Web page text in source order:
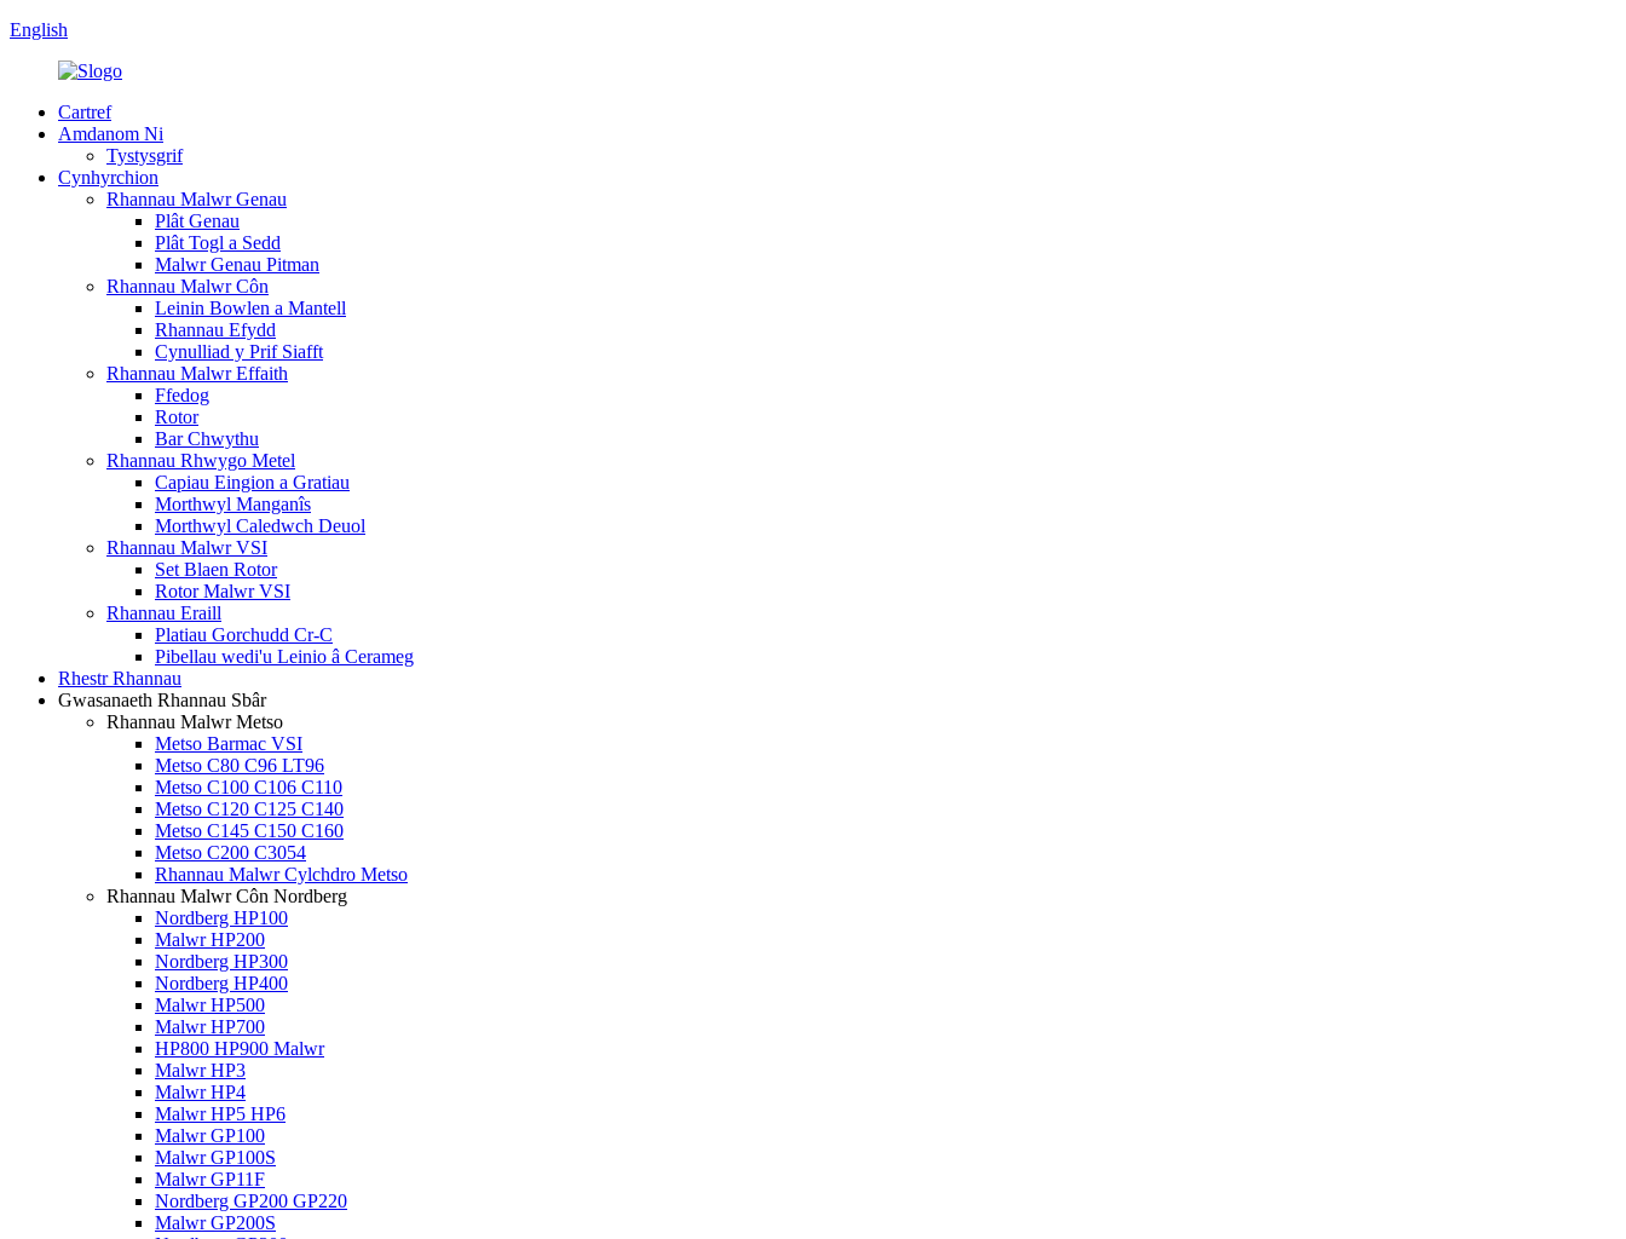
English
Cartref
Amdanom Ni
Tystysgrif
Cynhyrchion
Rhannau Malwr Genau
Plât Genau
Plât Togl a Sedd
Malwr Genau Pitman
Rhannau Malwr Côn
Leinin Bowlen a Mantell
Rhannau Efydd
Cynulliad y Prif Siafft
Rhannau Malwr Effaith
Ffedog
Rotor
Bar Chwythu
Rhannau Rhwygo Metel
Capiau Eingion a Gratiau
Morthwyl Manganîs
Morthwyl Caledwch Deuol
Rhannau Malwr VSI
Set Blaen Rotor
Rotor Malwr VSI
Rhannau Eraill
Platiau Gorchudd Cr-C
Pibellau wedi'u Leinio â Cerameg
Rhestr Rhannau
Gwasanaeth Rhannau Sbâr
Rhannau Malwr Metso
Metso Barmac VSI
Metso C80 C96 LT96
Metso C100 C106 C110
Metso C120 C125 C140
Metso C145 C150 C160
Metso C200 C3054
Rhannau Malwr Cylchdro Metso
Rhannau Malwr Côn Nordberg
Nordberg HP100
Malwr HP200
Nordberg HP300
Nordberg HP400
Malwr HP500
Malwr HP700
HP800 HP900 Malwr
Malwr HP3
Malwr HP4
Malwr HP5 HP6
Malwr GP100
Malwr GP100S
Malwr GP11F
Nordberg GP200 GP220
Malwr GP200S